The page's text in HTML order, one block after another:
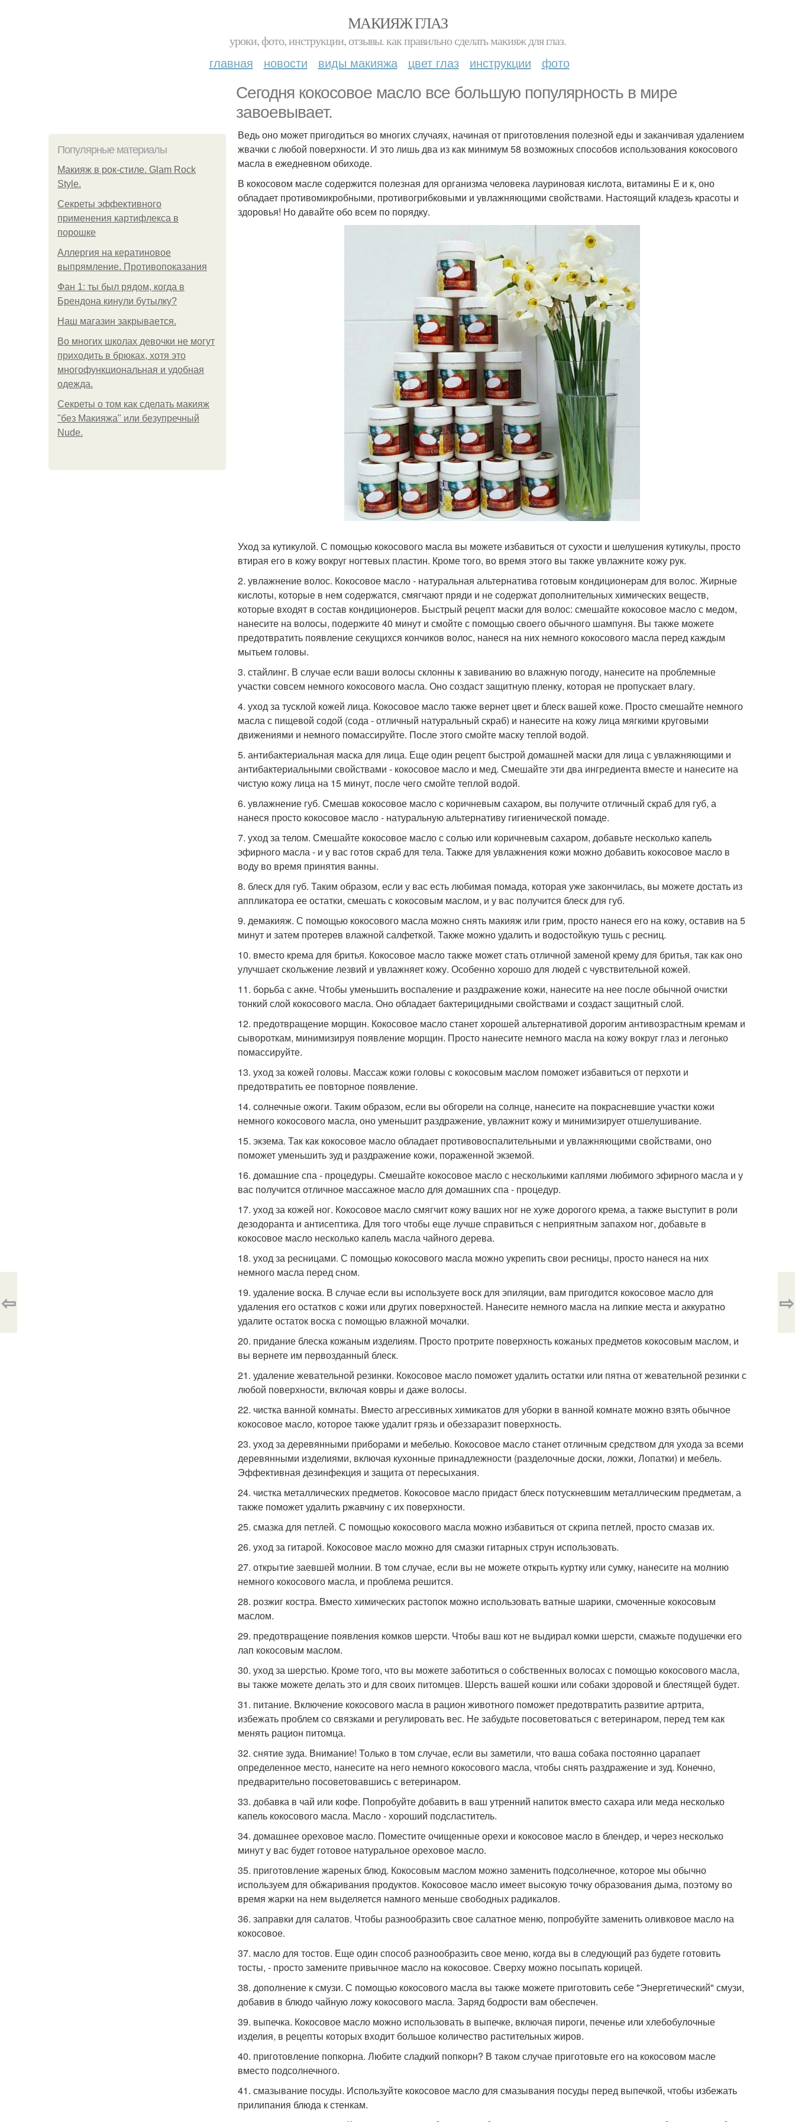
МАКИЯЖ ГЛАЗ
уроки, фото, инструкции, отзывы. как правильно сделать макияж для глаз.
главная новости виды макияжа цвет глаз инструкции фото
Сегодня кокосовое масло все большую популярность в мире
завоевывает.
Популярные материалы
Макияж в рок-стиле. Glam Rock
Style.
Секреты эффективного
применения картифлекса в
порошке
Аллергия на кератиновое
выпрямление. Противопоказания
Фан 1: ты был рядом, когда в
Брендона кинули бутылку?
Нaш магaзин зaкрывaeтся.
Во многих школах девочки не могут
приходить в брюках, хотя это
многофункциональная и удобная
одежда.
Секреты о том как сделать макияж
"без Макияжа" или безупречный
Nude.
Ведь оно может пригодиться во многих случаях, начиная от приготовления полезной еды и заканчивая удалением
жвачки с любой поверхности. И это лишь два из как минимум 58 возможных способов использования кокосового
масла в ежедневном обиходе.
В кокосовом масле содержится полезная для организма человека лауриновая кислота, витамины Е и к, оно
обладает противомикробными, противогрибковыми и увлажняющими свойствами. Настоящий кладезь красоты и
здоровья! Но давайте обо всем по порядку.
Уход за кутикулой. С помощью кокосового масла вы можете избавиться от сухости и шелушения кутикулы, просто
втирая его в кожу вокруг ногтевых пластин. Кроме того, во время этого вы также увлажните кожу рук.
2. увлажнение волос. Кокосовое масло - натуральная альтернатива готовым кондиционерам для волос. Жирные
кислоты, которые в нем содержатся, смягчают пряди и не содержат дополнительных химических веществ,
которые входят в состав кондиционеров. Быстрый рецепт маски для волос: смешайте кокосовое масло с медом,
нанесите на волосы, подержите 40 минут и смойте с помощью своего обычного шампуня. Вы также можете
предотвратить появление секущихся кончиков волос, нанеся на них немного кокосового масла перед каждым
мытьем головы.
3. стайлинг. В случае если ваши волосы склонны к завиванию во влажную погоду, нанесите на проблемные
участки совсем немного кокосового масла. Оно создаст защитную пленку, которая не пропускает влагу.
4. уход за тусклой кожей лица. Кокосовое масло также вернет цвет и блеск вашей коже. Просто смешайте немного
масла с пищевой содой (сода - отличный натуральный скраб) и нанесите на кожу лица мягкими круговыми
движениями и немного помассируйте. После этого смойте маску теплой водой.
5. антибактериальная маска для лица. Еще один рецепт быстрой домашней маски для лица с увлажняющими и
антибактериальными свойствами - кокосовое масло и мед. Смешайте эти два ингредиента вместе и нанесите на
чистую кожу лица на 15 минут, после чего смойте теплой водой.
6. увлажнение губ. Смешав кокосовое масло с коричневым сахаром, вы получите отличный скраб для губ, а
нанеся просто кокосовое масло - натуральную альтернативу гигиенической помаде.
7. уход за телом. Смешайте кокосовое масло с солью или коричневым сахаром, добавьте несколько капель
эфирного масла - и у вас готов скраб для тела. Также для увлажнения кожи можно добавить кокосовое масло в
воду во время принятия ванны.
8. блеск для губ. Таким образом, если у вас есть любимая помада, которая уже закончилась, вы можете достать из
аппликатора ее остатки, смешать с кокосовым маслом, и у вас получится блеск для губ.
9. демакияж. С помощью кокосового масла можно снять макияж или грим, просто нанеся его на кожу, оставив на 5
минут и затем протерев влажной салфеткой. Также можно удалить и водостойкую тушь с ресниц.
10. вместо крема для бритья. Кокосовое масло также может стать отличной заменой крему для бритья, так как оно
улучшает скольжение лезвий и увлажняет кожу. Особенно хорошо для людей с чувствительной кожей.
11. борьба с акне. Чтобы уменьшить воспаление и раздражение кожи, нанесите на нее после обычной очистки
тонкий слой кокосового масла. Оно обладает бактерицидными свойствами и создаст защитный слой.
12. предотвращение морщин. Кокосовое масло станет хорошей альтернативой дорогим антивозрастным кремам и
сывороткам, минимизируя появление морщин. Просто нанесите немного масла на кожу вокруг глаз и легонько
помассируйте.
13. уход за кожей головы. Массаж кожи головы с кокосовым маслом поможет избавиться от перхоти и
предотвратить ее повторное появление.
14. солнечные ожоги. Таким образом, если вы обгорели на солнце, нанесите на покрасневшие участки кожи
немного кокосового масла, оно уменьшит раздражение, увлажнит кожу и минимизирует отшелушивание.
15. экзема. Так как кокосовое масло обладает противовоспалительными и увлажняющими свойствами, оно
поможет уменьшить зуд и раздражение кожи, пораженной экземой.
16. домашние спа - процедуры. Смешайте кокосовое масло с несколькими каплями любимого эфирного масла и у
вас получится отличное массажное масло для домашних спа - процедур.
17. уход за кожей ног. Кокосовое масло смягчит кожу ваших ног не хуже дорогого крема, а также выступит в роли
дезодоранта и антисептика. Для того чтобы еще лучше справиться с неприятным запахом ног, добавьте в
кокосовое масло несколько капель масла чайного дерева.
18. уход за ресницами. С помощью кокосового масла можно укрепить свои ресницы, просто нанеся на них
немного масла перед сном.
19. удаление воска. В случае если вы используете воск для эпиляции, вам пригодится кокосовое масло для
удаления его остатков с кожи или других поверхностей. Нанесите немного масла на липкие места и аккуратно
удалите остаток воска с помощью влажной мочалки.
20. придание блеска кожаным изделиям. Просто протрите поверхность кожаных предметов кокосовым маслом, и
вы вернете им первозданный блеск.
21. удаление жевательной резинки. Кокосовое масло поможет удалить остатки или пятна от жевательной резинки с
любой поверхности, включая ковры и даже волосы.
22. чистка ванной комнаты. Вместо агрессивных химикатов для уборки в ванной комнате можно взять обычное
кокосовое масло, которое также удалит грязь и обеззаразит поверхность.
23. уход за деревянными приборами и мебелью. Кокосовое масло станет отличным средством для ухода за всеми
деревянными изделиями, включая кухонные принадлежности (разделочные доски, ложки, Лопатки) и мебель.
Эффективная дезинфекция и защита от пересыхания.
24. чистка металлических предметов. Кокосовое масло придаст блеск потускневшим металлическим предметам, а
также поможет удалить ржавчину с их поверхности.
25. смазка для петлей. С помощью кокосового масла можно избавиться от скрипа петлей, просто смазав их.
26. уход за гитарой. Кокосовое масло можно для смазки гитарных струн использовать.
27. открытие заевшей молнии. В том случае, если вы не можете открыть куртку или сумку, нанесите на молнию
немного кокосового масла, и проблема решится.
28. розжиг костра. Вместо химических растопок можно использовать ватные шарики, смоченные кокосовым
маслом.
29. предотвращение появления комков шерсти. Чтобы ваш кот не выдирал комки шерсти, смажьте подушечки его
лап кокосовым маслом.
30. уход за шерстью. Кроме того, что вы можете заботиться о собственных волосах с помощью кокосового масла,
вы также можете делать это и для своих питомцев. Шерсть вашей кошки или собаки здоровой и блестящей будет.
31. питание. Включение кокосового масла в рацион животного поможет предотвратить развитие артрита,
избежать проблем со связками и регулировать вес. Не забудьте посоветоваться с ветеринаром, перед тем как
менять рацион питомца.
32. снятие зуда. Внимание! Только в том случае, если вы заметили, что ваша собака постоянно царапает
определенное место, нанесите на него немного кокосового масла, чтобы снять раздражение и зуд. Конечно,
предварительно посоветовавшись с ветеринаром.
33. добавка в чай или кофе. Попробуйте добавить в ваш утренний напиток вместо сахара или меда несколько
капель кокосового масла. Масло - хороший подсластитель.
34. домашнее ореховое масло. Поместите очищенные орехи и кокосовое масло в блендер, и через несколько
минут у вас будет готовое натуральное ореховое масло.
35. приготовление жареных блюд. Кокосовым маслом можно заменить подсолнечное, которое мы обычно
используем для обжаривания продуктов. Кокосовое масло имеет высокую точку образования дыма, поэтому во
время жарки на нем выделяется намного меньше свободных радикалов.
36. заправки для салатов. Чтобы разнообразить свое салатное меню, попробуйте заменить оливковое масло на
кокосовое.
37. масло для тостов. Еще один способ разнообразить свое меню, когда вы в следующий раз будете готовить
тосты, - просто замените привычное масло на кокосовое. Сверху можно посыпать корицей.
38. дополнение к смузи. С помощью кокосового масла вы также можете приготовить себе "Энергетический" смузи,
добавив в блюдо чайную ложу кокосового масла. Заряд бодрости вам обеспечен.
39. выпечка. Кокосовое масло можно использовать в выпечке, включая пироги, печенье или хлебобулочные
изделия, в рецепты которых входит большое количество растительных жиров.
40. приготовление попкорна. Любите сладкий попкорн? В таком случае приготовьте его на кокосовом масле
вместо подсолнечного.
41. смазывание посуды. Используйте кокосовое масло для смазывания посуды перед выпечкой, чтобы избежать
прилипания блюда к стенкам.
⇦ ⇨